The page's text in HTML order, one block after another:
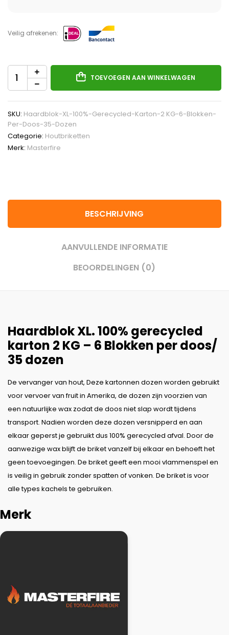
Veilig afrekenen:
TOEVOEGEN AAN WINKELWAGEN
SKU: Haardblok-XL-100%-Gerecycled-Karton-2 KG-6-Blokken-
Per-Doos-35-Dozen
Categorie: Houtbriketten
Merk: Masterfire
BESCHRIJVING
AANVULLENDE INFORMATIE
BEOORDELINGEN (0)
Haardblok XL. 100% gerecycled
karton 2 KG – 6 Blokken per doos/
35 dozen
De vervanger van hout, Deze kartonnen dozen worden gebruikt
voor vervoer van fruit in Amerika, de dozen zijn voorzien van
een natuurlijke wax zodat de doos niet slap wordt tijdens
transport. Nadien worden deze dozen versnipperd en aan
elkaar geperst je gebruikt dus 100% gerecycled afval. Door de
aanwezige wax blijft de briket vanzelf bij elkaar en behoeft het
geen toevoegingen. De briket geeft een mooi vlammenspel en
is veilig in gebruik zonder spatten of vonken. De briket is voor
alle types kachels te gebruiken.
Merk